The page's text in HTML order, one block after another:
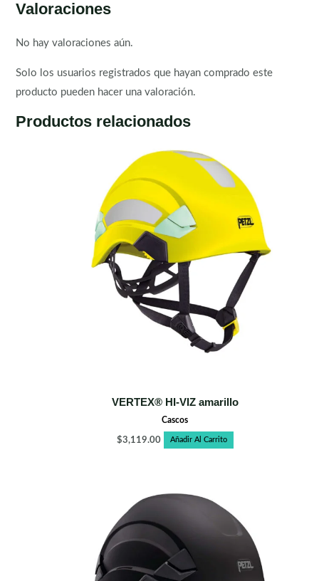
Valoraciones
No hay valoraciones aún.
Solo los usuarios registrados que hayan comprado este
producto pueden hacer una valoración.
Productos relacionados
VERTEX® HI-VIZ amarillo
Cascos
$3,119.00 Añadir Al Carrito